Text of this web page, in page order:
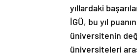
yıllardaki
İGÜ, bu yıl
üniversitenin
üniversiteleri